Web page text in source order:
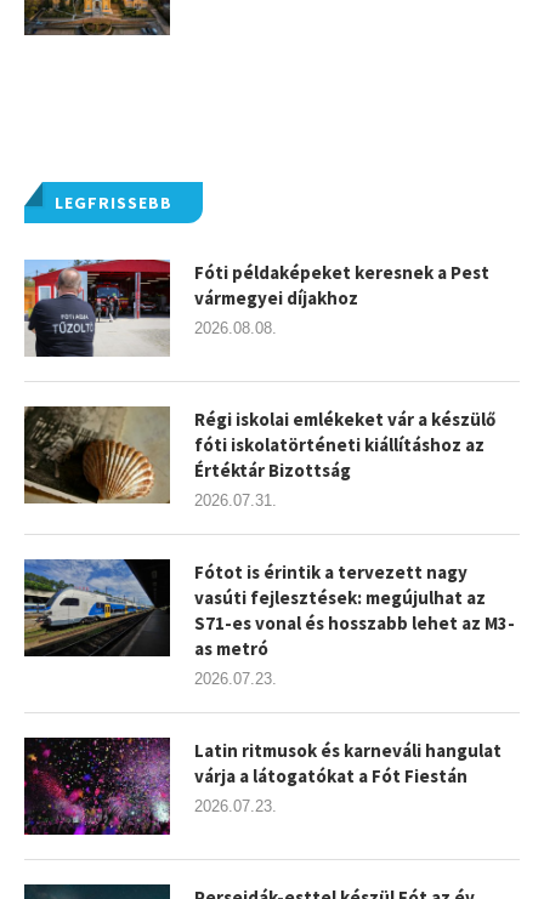
LEGFRISSEBB
Fóti példaképeket keresnek a Pest
vármegyei díjakhoz
2026.08.08.
Régi iskolai emlékeket vár a készülő
fóti iskolatörténeti kiállításhoz az
Értéktár Bizottság
2026.07.31.
Fótot is érintik a tervezett nagy
vasúti fejlesztések: megújulhat az
S71-es vonal és hosszabb lehet az M3-
as metró
2026.07.23.
Latin ritmusok és karneváli hangulat
várja a látogatókat a Fót Fiestán
2026.07.23.